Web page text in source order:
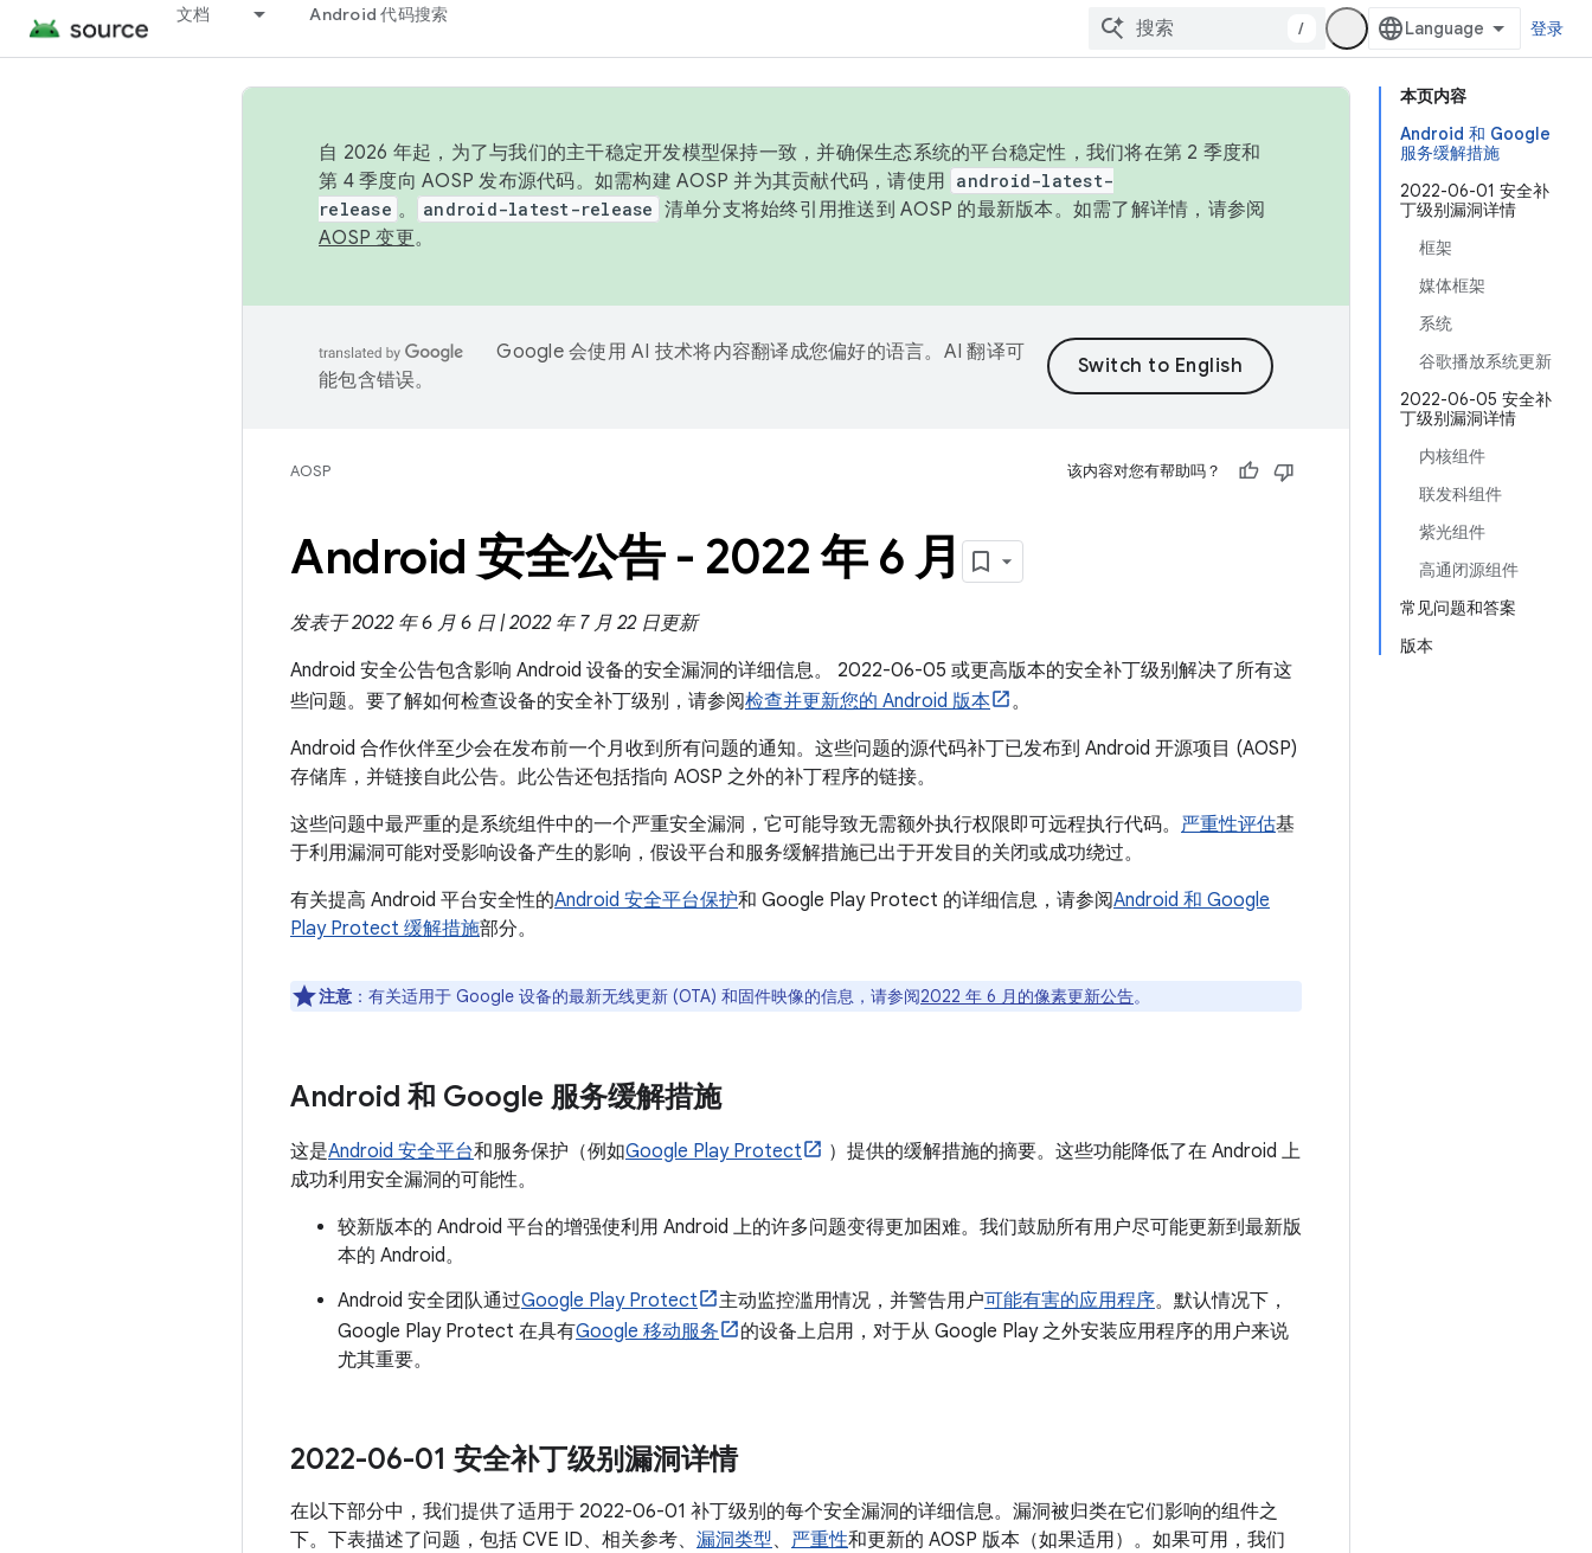
文档 Android 代码搜索
/ 登录
本页内容
Android 和 Google
服务缓解措施
2022-06-01 安全补
丁级别漏洞详情
框架
媒体框架
系统
谷歌播放系统更新
2022-06-05 安全补
丁级别漏洞详情
内核组件
联发科组件
紫光组件
高通闭源组件
常见问题和答案
版本
自 2026 年起，为了与我们的主干稳定开发模型保持一致，并确保生态系统的平台稳定性，我们将在第 2 季度和
第 4 季度向 AOSP 发布源代码。如需构建 AOSP 并为其贡献代码，请使用 android-latest-
release 。 android-latest-release 清单分支将始终引用推送到 AOSP 的最新版本。如需了解详情，请参阅
AOSP 变更。
Google 会使用 AI 技术将内容翻译成您偏好的语言。AI 翻译可
能包含错误。
AOSP 该内容对您有帮助吗？
Android 安全公告 - 2022 年 6 月
发表于 2022 年 6 月 6 日 | 2022 年 7 月 22 日更新
Android 安全公告包含影响 Android 设备的安全漏洞的详细信息。 2022-06-05 或更高版本的安全补丁级别解决了所有这
些问题。要了解如何检查设备的安全补丁级别，请参阅检查并更新您的 Android 版本
。
Android 合作伙伴至少会在发布前一个月收到所有问题的通知。这些问题的源代码补丁已发布到 Android 开源项目 (AOSP)
存储库，并链接自此公告。此公告还包括指向 AOSP 之外的补丁程序的链接。
这些问题中最严重的是系统组件中的一个严重安全漏洞，它可能导致无需额外执行权限即可远程执行代码。 严重性评估基
于利用漏洞可能对受影响设备产生的影响，假设平台和服务缓解措施已出于开发目的关闭或成功绕过。
有关提高 Android 平台安全性的Android 安全平台保护和 Google Play Protect 的详细信息，请参阅Android 和 Google
Play Protect 缓解措施部分。
注意 ：有关适用于 Google 设备的最新无线更新 (OTA) 和固件映像的信息，请参阅2022 年 6 月的像素更新公告。
Android 和 Google 服务缓解措施
这是Android 安全平台和服务保护（例如Google Play Protect
）提供的缓解措施的摘要。这些功能降低了在 Android 上
成功利用安全漏洞的可能性。
较新版本的 Android 平台的增强使利用 Android 上的许多问题变得更加困难。我们鼓励所有用户尽可能更新到最新版
本的 Android。
Android 安全团队通过Google Play Protect 主动监控滥用情况，并警告用户可能有害的应用程序。默认情况下，
Google Play Protect 在具有Google 移动服务
的设备上启用，对于从 Google Play 之外安装应用程序的用户来说
尤其重要。
2022-06-01 安全补丁级别漏洞详情
在以下部分中，我们提供了适用于 2022-06-01 补丁级别的每个安全漏洞的详细信息。漏洞被归类在它们影响的组件之
下。下表描述了问题，包括 CVE ID、相关参考、 漏洞类型、 严重性和更新的 AOSP 版本（如果适用）。如果可用，我们